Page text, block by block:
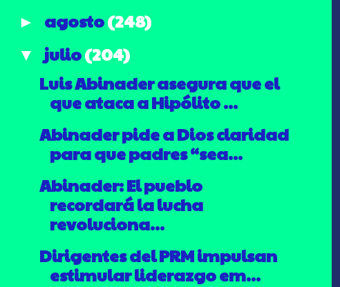
► agosto(248)
▼ julio(204)
Luis Abinader asegura que el
que ataca a Hipólito ...
Abinader pide a Dios claridad
para que padres “sea...
Abinader: El pueblo
recordará la lucha
revoluciona...
Dirigentes del PRM impulsan
estimular liderazgo em...